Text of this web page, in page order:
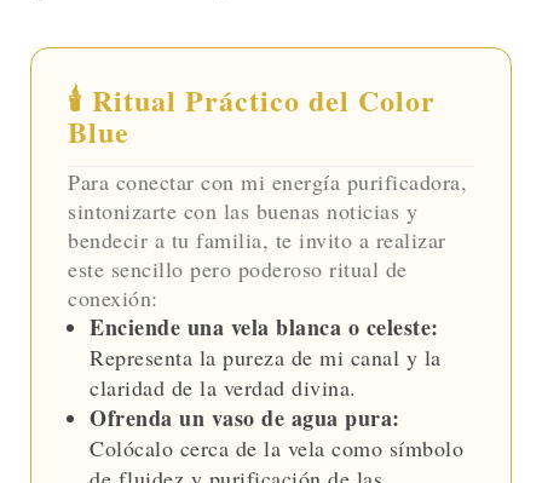
🕯️ Ritual Práctico del Color
Blue
Para conectar con mi energía purificadora,
sintonizarte con las buenas noticias y
bendecir a tu familia, te invito a realizar
este sencillo pero poderoso ritual de
conexión:
Enciende una vela blanca o celeste:
Representa la pureza de mi canal y la
claridad de la verdad divina.
Ofrenda un vaso de agua pura:
Colócalo cerca de la vela como símbolo